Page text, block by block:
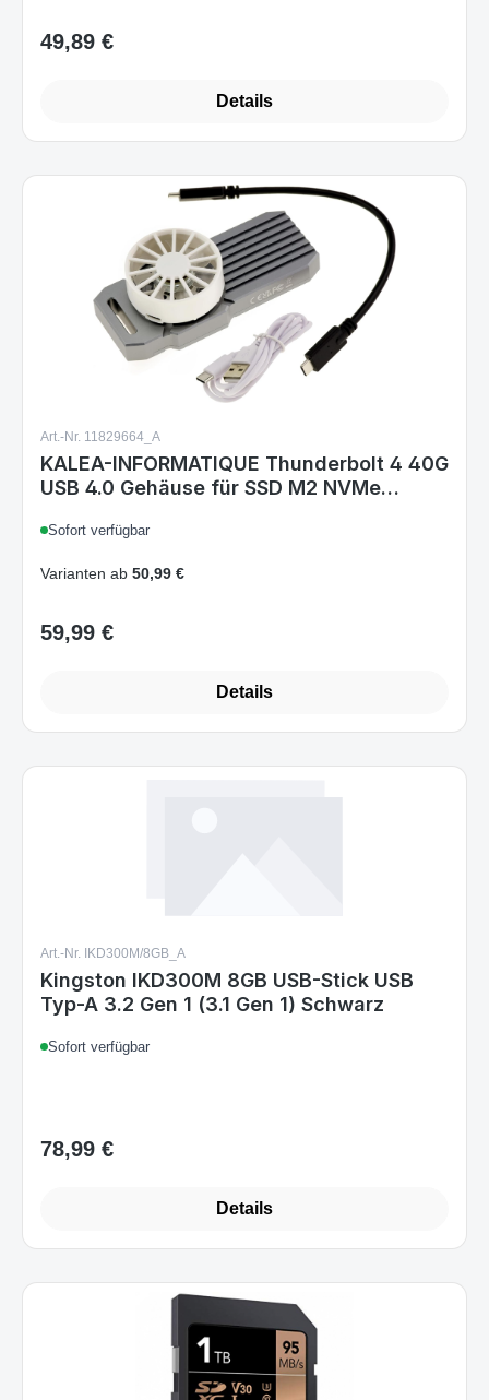
Regulärer Preis:
49,89 €
Details
Art.-Nr. 11829664_A
KALEA-INFORMATIQUE Thunderbolt 4 40G
USB 4.0 Gehäuse für SSD M2 NVMe
mit abnehmbarem Lüfter
Sofort verfügbar
Varianten ab 50,99 €
Regulärer Preis:
59,99 €
Details
Art.-Nr. IKD300M/8GB_A
Kingston IKD300M 8GB USB-Stick USB
Typ-A 3.2 Gen 1 (3.1 Gen 1) Schwarz
Sofort verfügbar
Regulärer Preis:
78,99 €
Details